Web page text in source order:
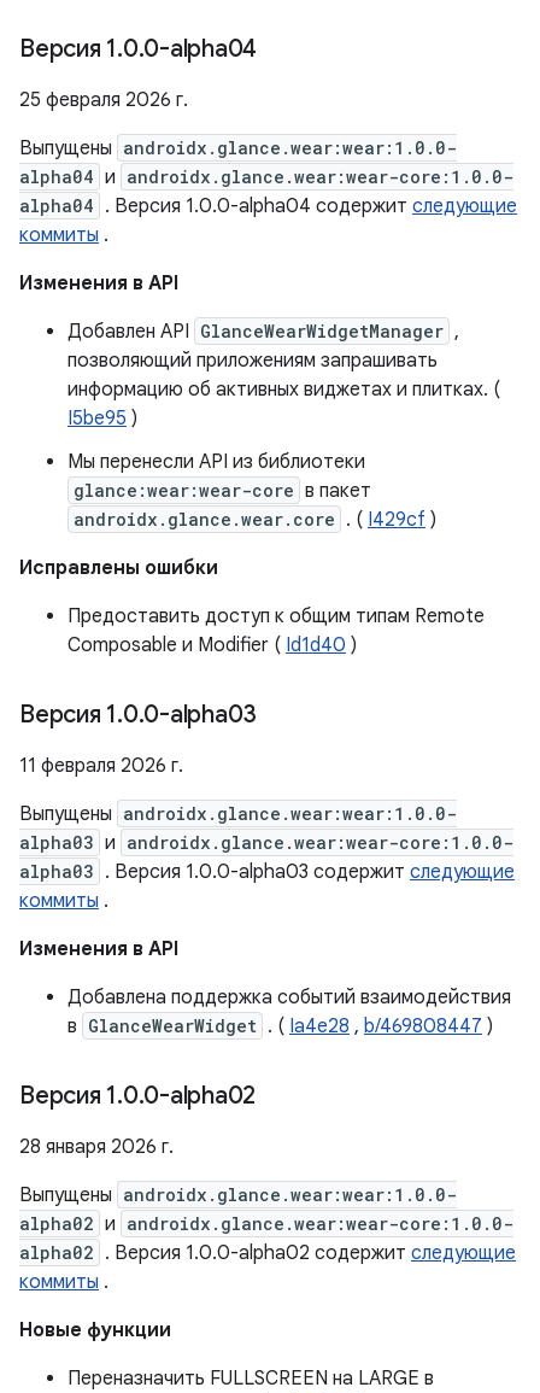
Версия 1.0.0-alpha04
25 февраля 2026 г.
Выпущены androidx.glance.wear:wear:1.0.0-
alpha04 и androidx.glance.wear:wear-core:1.0.0-
alpha04 . Версия 1.0.0-alpha04 содержит следующие
коммиты .
Изменения в API
Добавлен API GlanceWearWidgetManager ,
позволяющий приложениям запрашивать
информацию об активных виджетах и ​​плитках. (
I5be95 )
Мы перенесли API из библиотеки
glance:wear:wear-core в пакет
androidx.glance.wear.core . ( I429cf )
Исправлены ошибки
Предоставить доступ к общим типам Remote
Composable и Modifier ( Id1d40 )
Версия 1.0.0-alpha03
11 февраля 2026 г.
Выпущены androidx.glance.wear:wear:1.0.0-
alpha03 и androidx.glance.wear:wear-core:1.0.0-
alpha03 . Версия 1.0.0-alpha03 содержит следующие
коммиты .
Изменения в API
Добавлена ​​поддержка событий взаимодействия
в GlanceWearWidget . ( Ia4e28 , b/469808447 )
Версия 1.0.0-alpha02
28 января 2026 г.
Выпущены androidx.glance.wear:wear:1.0.0-
alpha02 и androidx.glance.wear:wear-core:1.0.0-
alpha02 . Версия 1.0.0-alpha02 содержит следующие
коммиты .
Новые функции
Переназначить FULLSCREEN на LARGE в